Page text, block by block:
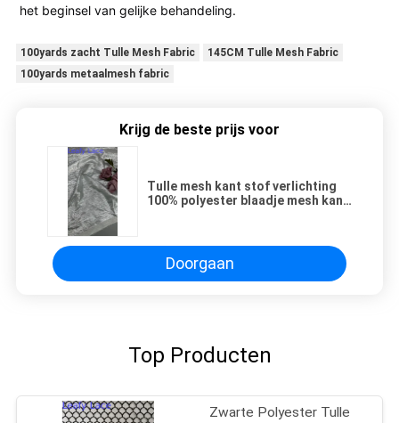
het beginsel van gelijke behandeling.
100yards zacht Tulle Mesh Fabric
145CM Tulle Mesh Fabric
100yards metaalmesh fabric
Krijg de beste prijs voor
Tulle mesh kant stof verlichting
100% polyester blaadje mesh kant
Doorgaan
Top Producten
Zwarte Polyester Tulle